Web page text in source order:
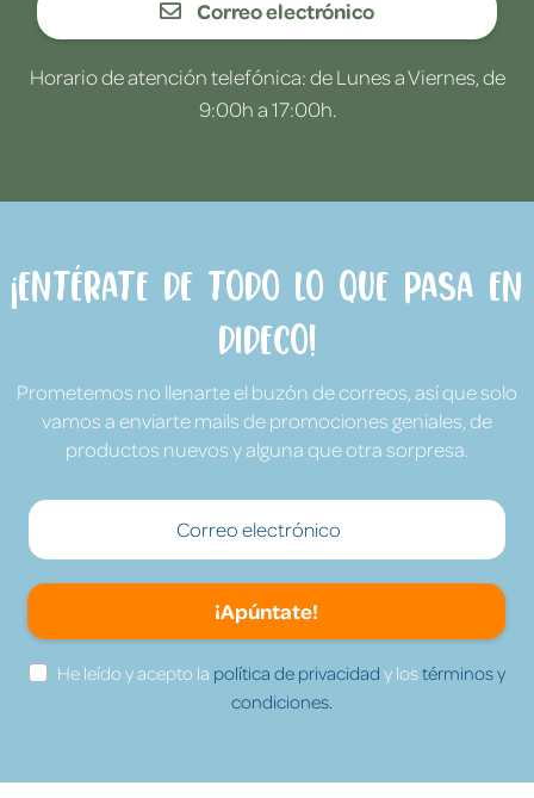
Correo electrónico
Horario de atención telefónica: de Lunes a Viernes, de
9:00h a 17:00h.
¡Entérate de todo lo que pasa en
Dideco!
Prometemos no llenarte el buzón de correos, así que solo
vamos a enviarte mails de promociones geniales, de
productos nuevos y alguna que otra sorpresa.
¡Apúntate!
He leído y acepto la política de privacidad y lostérminos y
condiciones.